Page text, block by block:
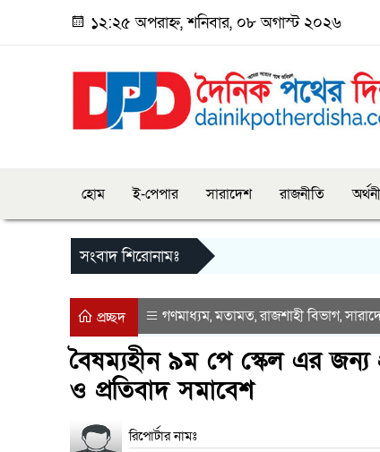
১২:২৫ অপরাহ্ন, শনিবার, ০৮ অগাস্ট ২০২৬
হোম ই-পেপার সারাদেশ রাজনীতি
সংবাদ শিরোনামঃ
প্রচ্ছদ গণমাধ্যম,মতামত,রাজশাহী বিভাগ,
বৈষম্যহীন ৯ম পে স্কেল এর জন্য
ও প্রতিবাদ সমাবেশ
রিপোর্টার নামঃ